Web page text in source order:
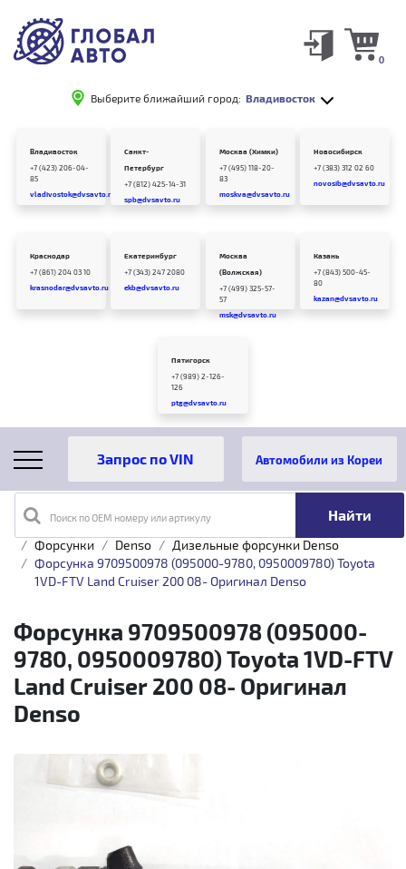
Выберите ближайший город: Владивосток
0
Владивосток
+7 (423) 206-04-
85
vladivostok@dvsavto.ru
Санкт-
Петербург
+7 (812) 425-14-31
spb@dvsavto.ru
Москва (Химки)
+7 (495) 118-20-
83
moskva@dvsavto.ru
Новосибирск
+7 (383) 312 02 60
novosib@dvsavto.ru
Краснодар
+7 (861) 204 03 10
krasnodar@dvsavto.ru
Екатеринбург
+7 (343) 247 2080
ekb@dvsavto.ru
Москва
(Волжская)
+7 (499) 325-57-
57
msk@dvsavto.ru
Казань
+7 (843) 500-45-
80
kazan@dvsavto.ru
Пятигорск
+7 (989) 2-126-
126
ptg@dvsavto.ru
Поиск по OEM номеру или артикулу
Автомобили из Кореи
Главная Каталог товаров
Топливная аппаратура
Форсунки
Denso
Дизельные форсунки Denso
Форсунка 9709500978 (095000-9780, 0950009780) Toyota
1VD-FTV Land Cruiser 200 08- Оригинал Denso
Форсунка 9709500978 (095000-
9780, 0950009780) Toyota 1VD-FTV
Land Cruiser 200 08- Оригинал
Denso